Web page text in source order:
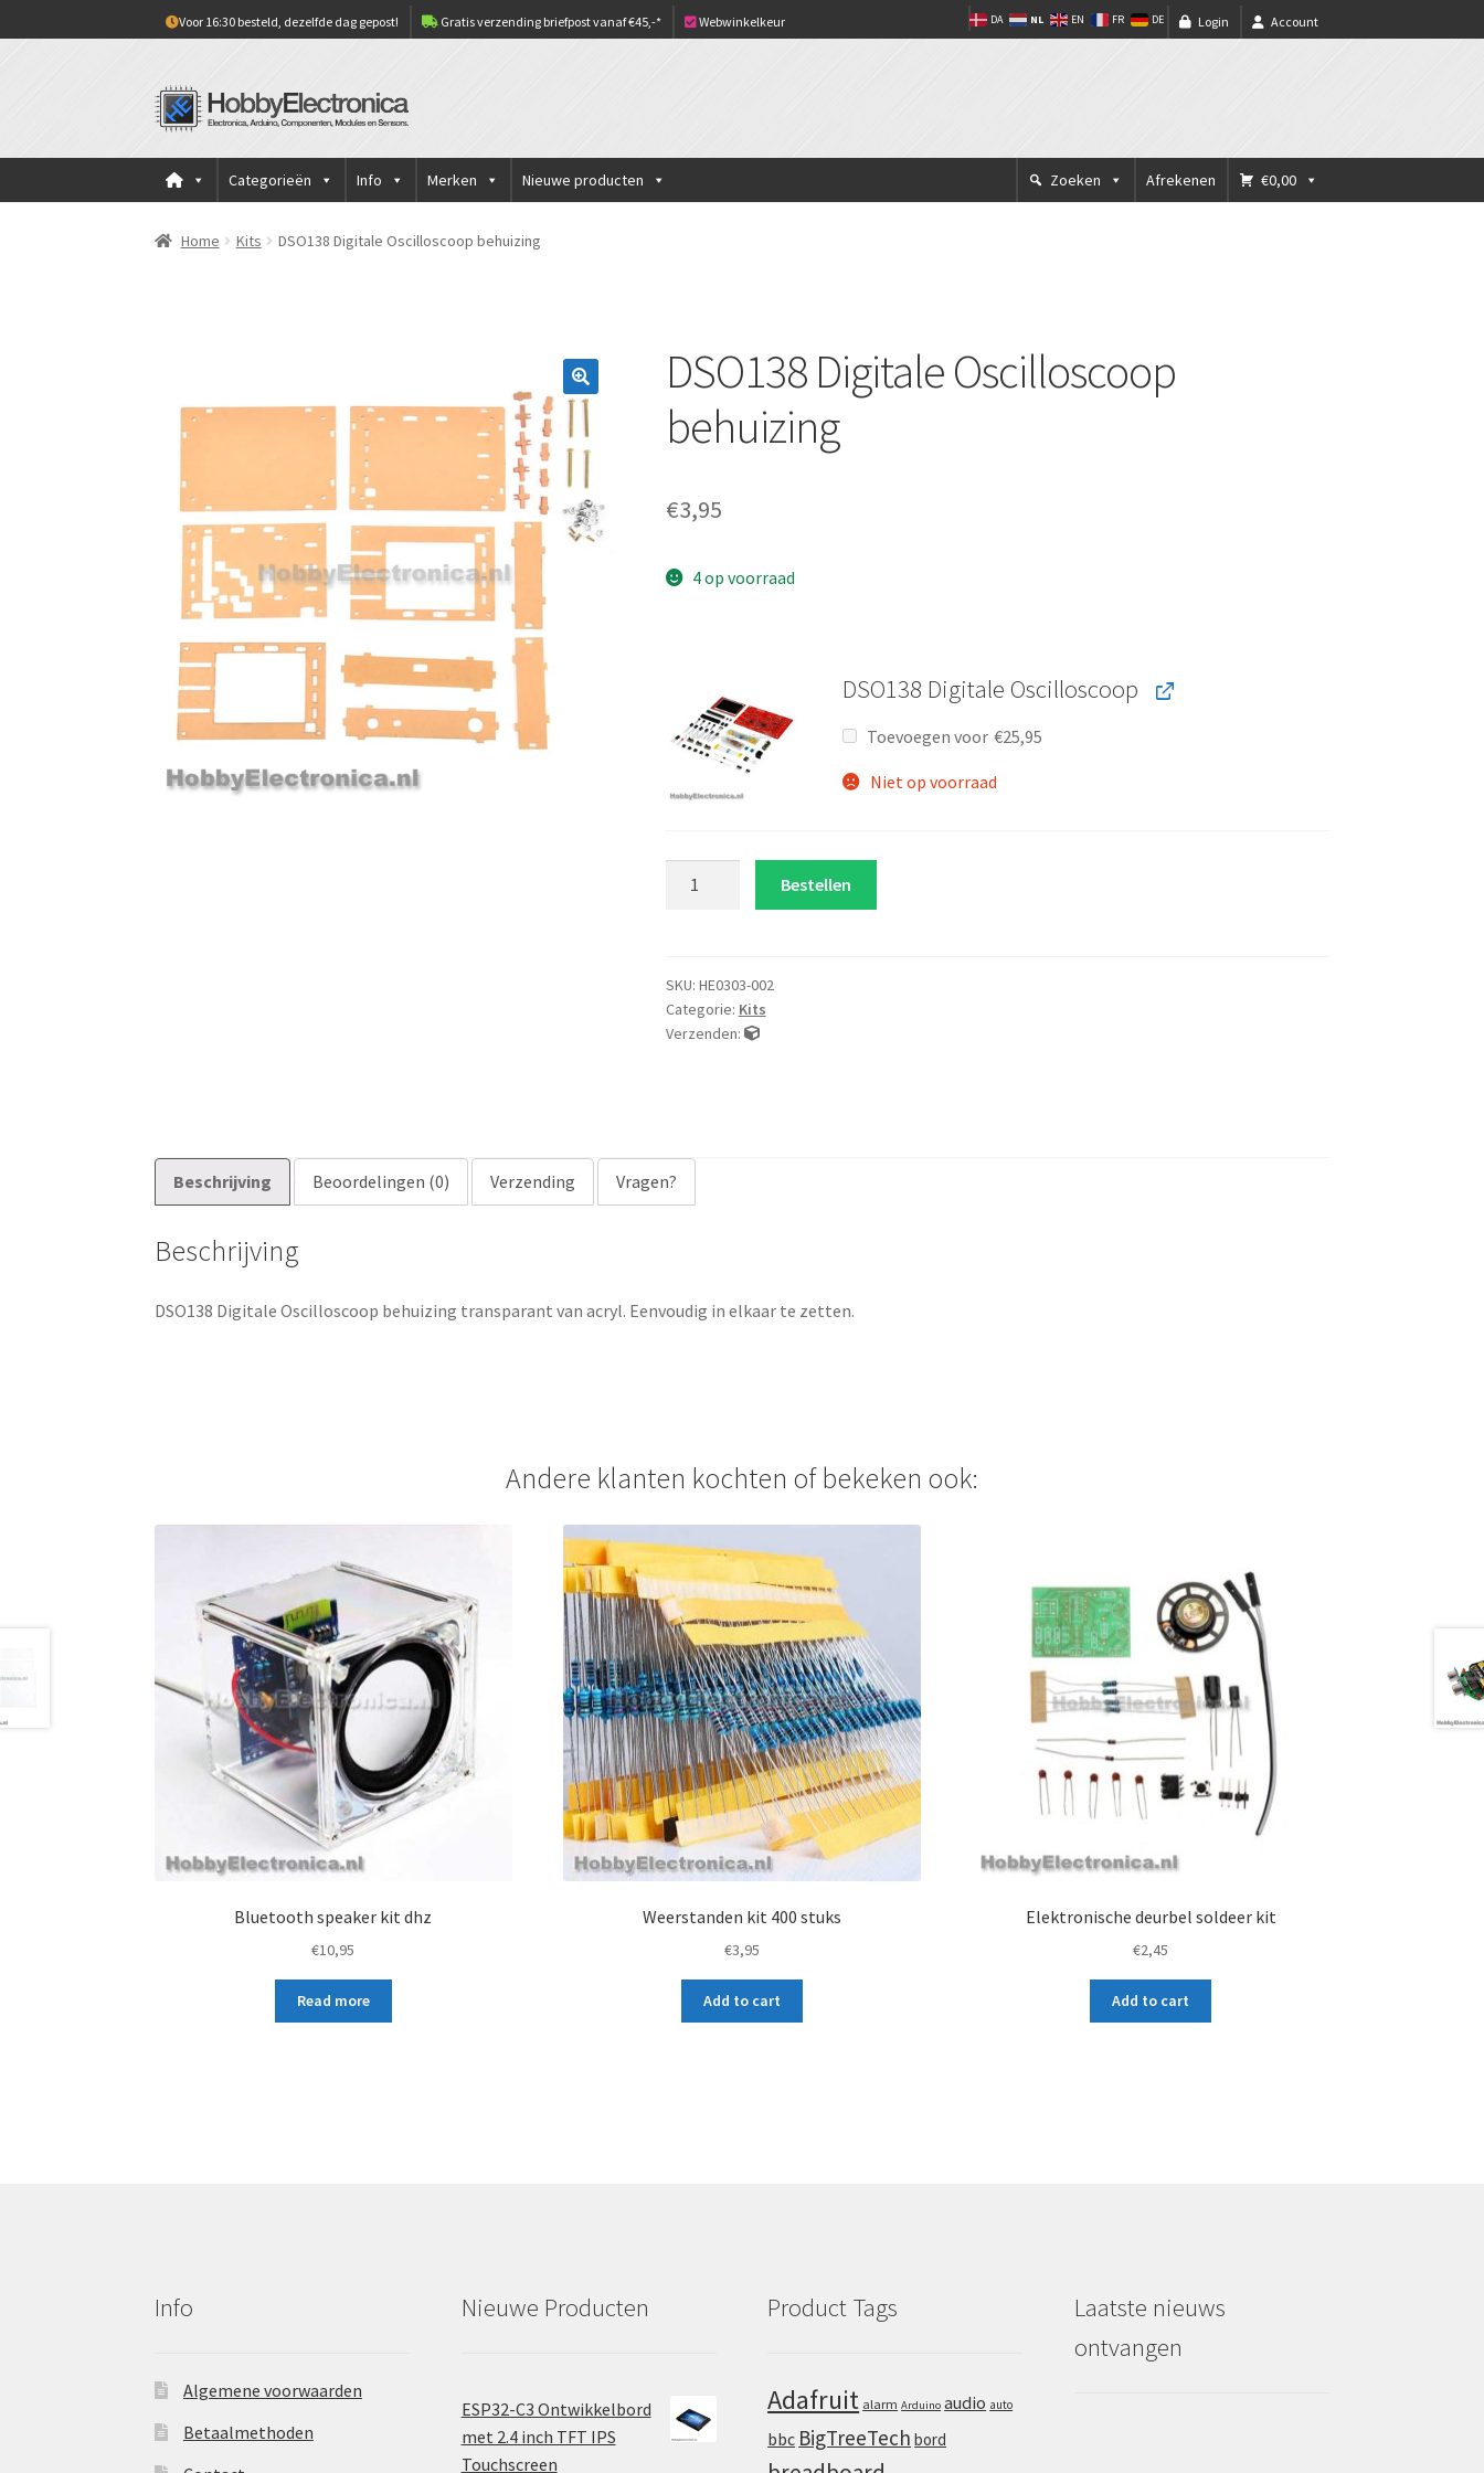
Voor 16:30 besteld, dezelfde dag gepost! Gratis verzending briefpost vanaf €45,-* Webwinkelkeur Account
Login
DA NL EN FR DE
Ga
door
navigatie
Ga
naar
inhoud
Categorieën Info Merken Nieuwe producten €0,00
Afrekenen
Zoeken
Home Kits DSO138 Digitale Oscilloscoop behuizing
DSO138 Digitale Oscilloscoop
behuizing
€3,95
4 op voorraad
DSO138 Digitale Oscilloscoop
Toevoegen voor €25,95
Niet op voorraad
aantal
Bestellen
SKU: HE0303-002
Categorie: Kits
Verzenden:
Beschrijving Beoordelingen (0) Verzending Vragen?
Beschrijving
DSO138 Digitale Oscilloscoop behuizing transparant van acryl. Eenvoudig in elkaar te zetten.
Andere klanten kochten of bekeken ook:
Bluetooth speaker kit dhz
€10,95
Read more
Weerstanden kit 400 stuks
€3,95
Add to cart
Elektronische deurbel soldeer kit
€2,45
Add to cart
Info
Algemene voorwaarden
Betaalmethoden
Nieuwe Producten
ESP32-C3 Ontwikkelbord
met 2.4 inch TFT IPS
Touchscreen
Product Tags
Adafruit alarm Arduino audio auto
bbc BigTreeTech bord
Laatste nieuws
ontvangen